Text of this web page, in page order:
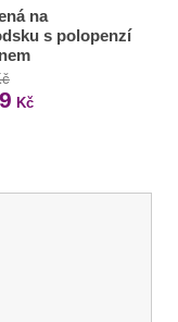
na
s polopenzí
Kč